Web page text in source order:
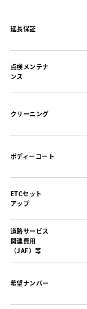
延長保証
点検メンテナ
ンス
クリーニング
ボディーコート
ETCセット
アップ
道路サービス
関連費用
（JAF）等
希望ナンバー